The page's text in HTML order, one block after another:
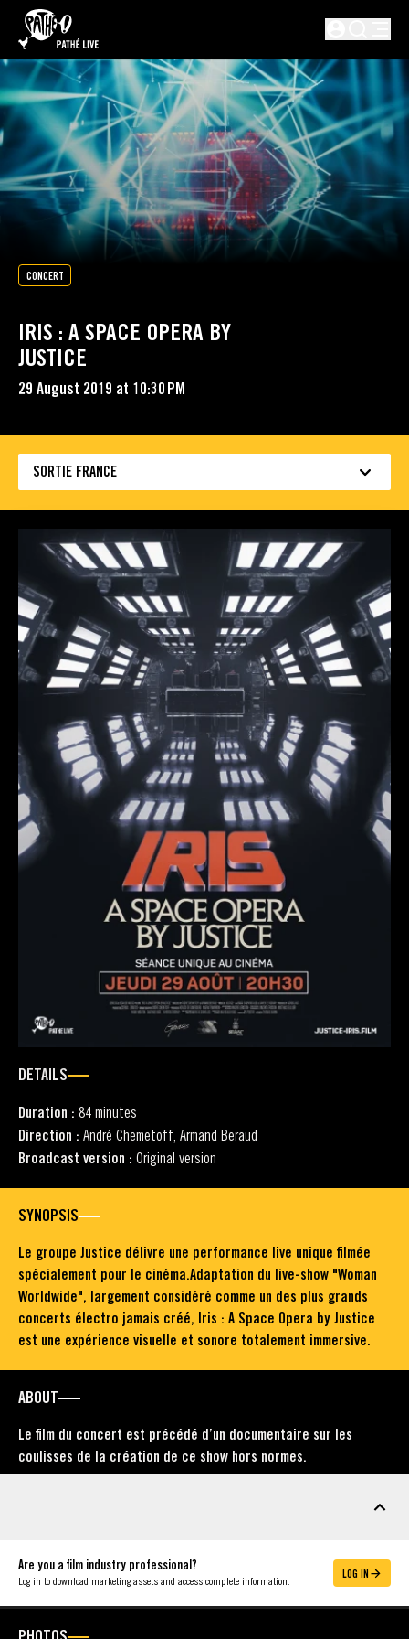
SKIP TO MAIN CONTENT
CONCERT
IRIS : A SPACE OPERA BY
JUSTICE
29 August 2019 at 10:30 PM
SORTIE FRANCE
DETAILS
Duration : 84 minutes
Direction : André Chemetoff, Armand Beraud
Broadcast version : Original version
SYNOPSIS
Le groupe Justice délivre une performance live unique filmée
spécialement pour le cinéma.Adaptation du live-show "Woman
Worldwide", largement considéré comme un des plus grands
concerts électro jamais créé, Iris : A Space Opera by Justice
est une expérience visuelle et sonore totalement immersive.
ABOUT
Le film du concert est précédé d’un documentaire sur les
coulisses de la création de ce show hors normes.
Are you a film industry professional?
Log in to download marketing assets and access complete information.
LOG IN